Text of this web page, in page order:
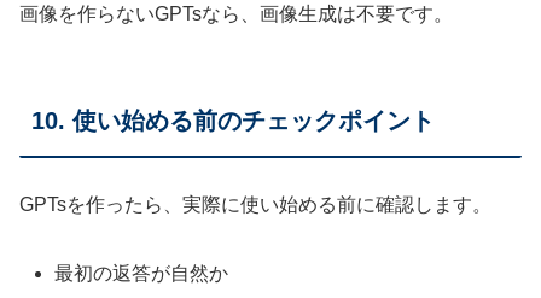
画像を作らないGPTsなら、画像生成は不要です。
10. 使い始める前のチェックポイント
GPTsを作ったら、実際に使い始める前に確認します。
最初の返答が自然か